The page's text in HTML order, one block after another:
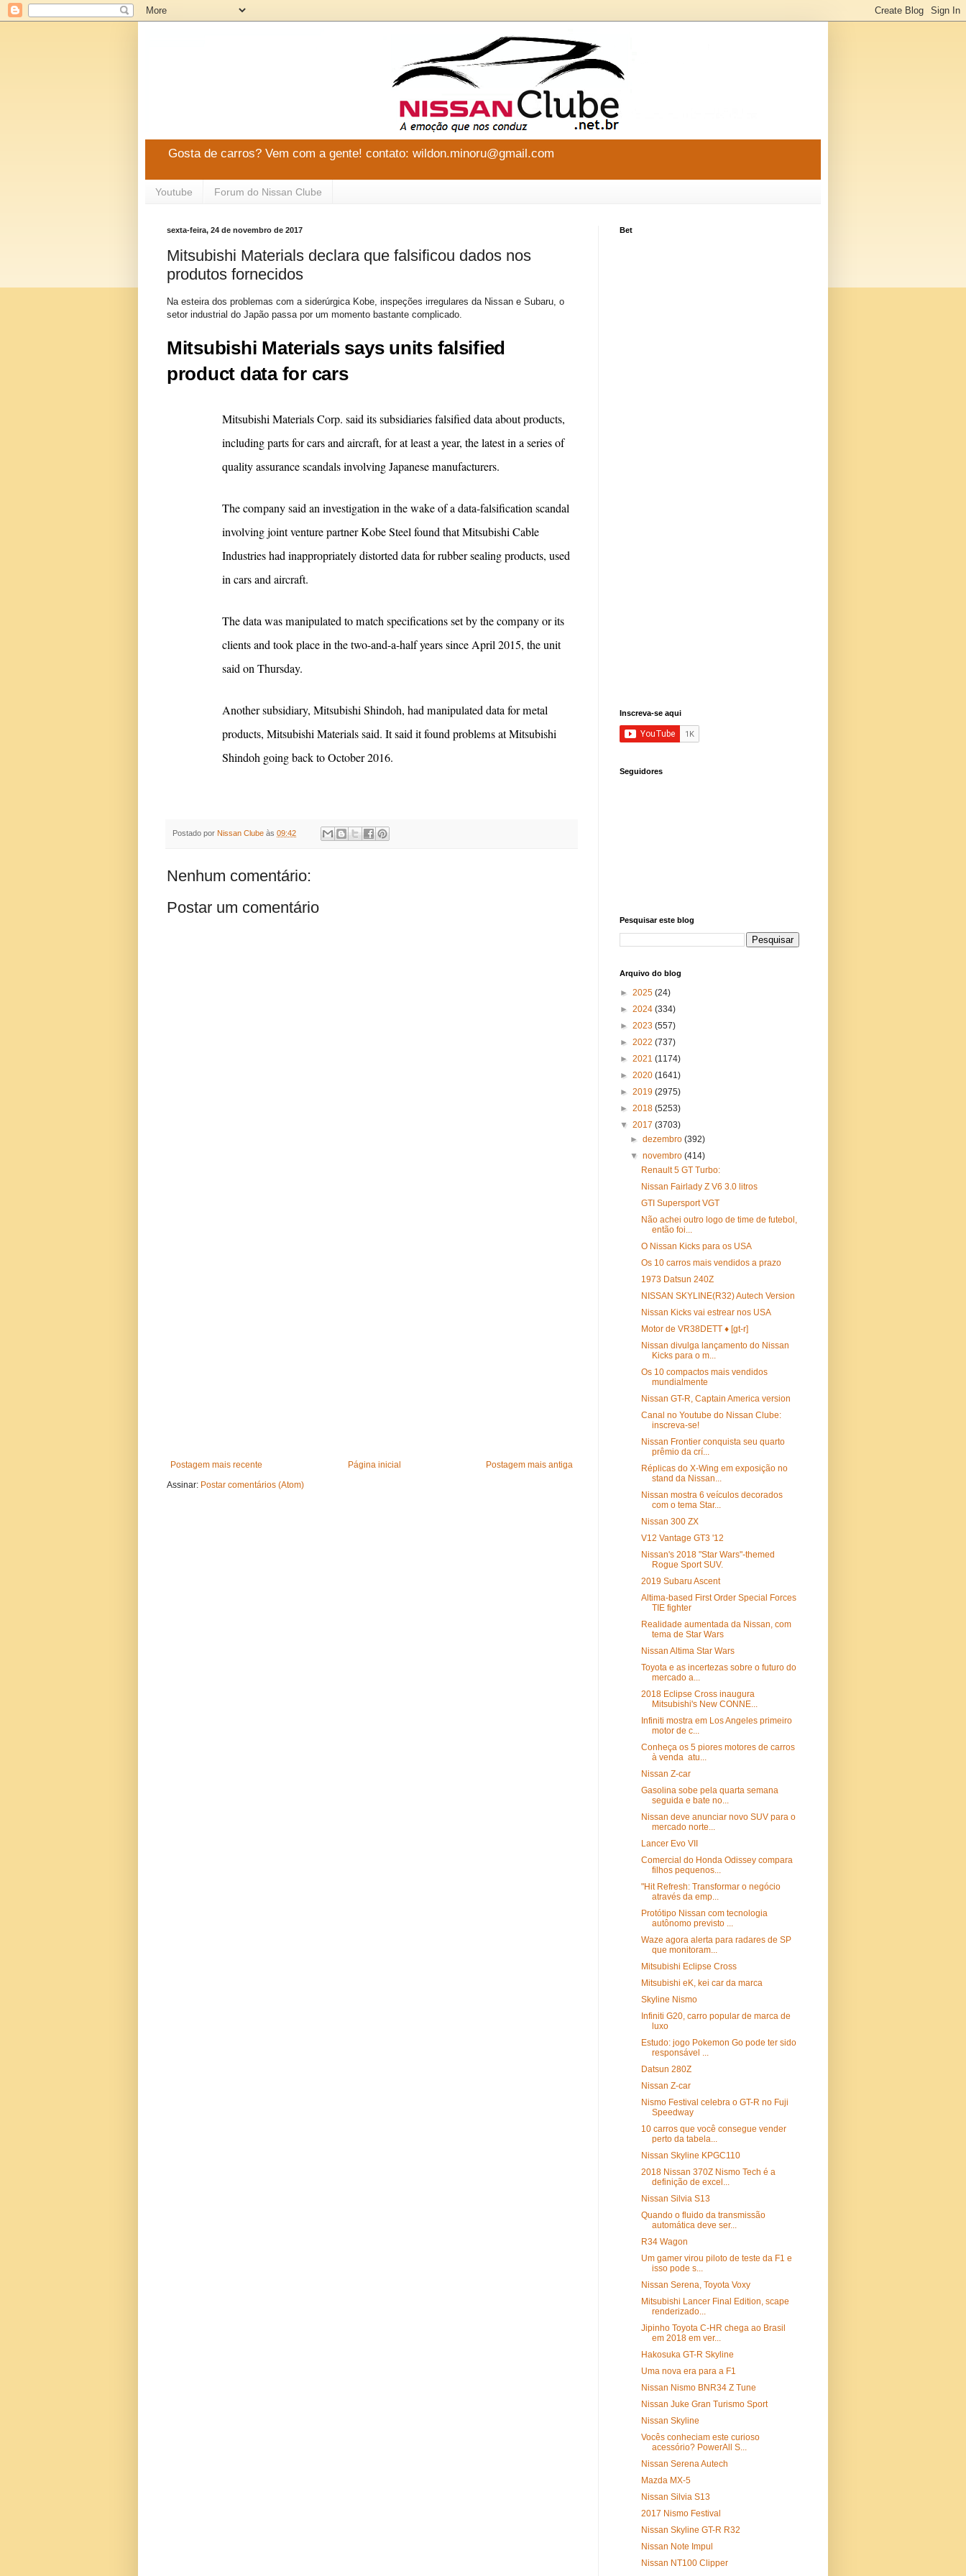
Gosta de carros? Vem com a gente! contato: wildon.minoru@gmail.com
Youtube Forum do Nissan Clube
sexta-feira, 24 de novembro de 2017
Mitsubishi Materials declara que falsificou dados nos
produtos fornecidos
Na esteira dos problemas com a siderúrgica Kobe, inspeções irregulares da Nissan e Subaru, o
setor industrial do Japão passa por um momento bastante complicado.
Mitsubishi Materials says units falsified
product data for cars
Mitsubishi Materials Corp. said its subsidiaries falsified data about products,
including parts for cars and aircraft, for at least a year, the latest in a series of
quality assurance scandals involving Japanese manufacturers.
The company said an investigation in the wake of a data-falsification scandal
involving joint venture partner Kobe Steel found that Mitsubishi Cable
Industries had inappropriately distorted data for rubber sealing products, used
in cars and aircraft.
The data was manipulated to match specifications set by the company or its
clients and took place in the two-and-a-half years since April 2015, the unit
said on Thursday.
Another subsidiary, Mitsubishi Shindoh, had manipulated data for metal
products, Mitsubishi Materials said. It said it found problems at Mitsubishi
Shindoh going back to October 2016.
Postado por Nissan Clube às 09:42
Nenhum comentário:
Postar um comentário
Postagem mais recente Postagem mais antiga
Página inicial
Assinar: Postar comentários (Atom)
Bet
Inscreva-se aqui
Seguidores
Pesquisar este blog
Arquivo do blog
► 2025 (24)
► 2024 (334)
► 2023 (557)
► 2022 (737)
► 2021 (1174)
► 2020 (1641)
► 2019 (2975)
► 2018 (5253)
▼ 2017 (3703)
►dezembro(392)
▼novembro(414)
Renault 5 GT Turbo:
Nissan Fairlady Z V6 3.0 litros
GTI Supersport VGT
Não achei outro logo de time de futebol,
então foi...
O Nissan Kicks para os USA
Os 10 carros mais vendidos a prazo
1973 Datsun 240Z
NISSAN SKYLINE(R32) Autech Version
Nissan Kicks vai estrear nos USA
Motor de VR38DETT ♦ [gt-r]
Nissan divulga lançamento do Nissan
Kicks para o m...
Os 10 compactos mais vendidos
mundialmente
Nissan GT-R, Captain America version
Canal no Youtube do Nissan Clube:
inscreva-se!
Nissan Frontier conquista seu quarto
prêmio da crí...
Réplicas do X-Wing em exposição no
stand da Nissan...
Nissan mostra 6 veículos decorados
com o tema Star...
Nissan 300 ZX
V12 Vantage GT3 '12
Nissan's 2018 "Star Wars"-themed
Rogue Sport SUV.
2019 Subaru Ascent
Altima-based First Order Special Forces
TIE fighter
Realidade aumentada da Nissan, com
tema de Star Wars
Nissan Altima Star Wars
Toyota e as incertezas sobre o futuro do
mercado a...
2018 Eclipse Cross inaugura
Mitsubishi's New CONNE...
Infiniti mostra em Los Angeles primeiro
motor de c...
Conheça os 5 piores motores de carros
à venda atu...
Nissan Z-car
Gasolina sobe pela quarta semana
seguida e bate no...
Nissan deve anunciar novo SUV para o
mercado norte...
Lancer Evo VII
Comercial do Honda Odissey compara
filhos pequenos...
"Hit Refresh: Transformar o negócio
através da emp...
Protótipo Nissan com tecnologia
autônomo previsto ...
Waze agora alerta para radares de SP
que monitoram...
Mitsubishi Eclipse Cross
Mitsubishi eK, kei car da marca
Skyline Nismo
Infiniti G20, carro popular de marca de
luxo
Estudo: jogo Pokemon Go pode ter sido
responsável ...
Datsun 280Z
Nissan Z-car
Nismo Festival celebra o GT-R no Fuji
Speedway
10 carros que você consegue vender
perto da tabela...
Nissan Skyline KPGC110
2018 Nissan 370Z Nismo Tech é a
definição de excel...
Nissan Silvia S13
Quando o fluido da transmissão
automática deve ser...
R34 Wagon
Um gamer virou piloto de teste da F1 e
isso pode s...
Nissan Serena, Toyota Voxy
Mitsubishi Lancer Final Edition, scape
renderizado...
Jipinho Toyota C-HR chega ao Brasil
em 2018 em ver...
Hakosuka GT-R Skyline
Uma nova era para a F1
Nissan Nismo BNR34 Z Tune
Nissan Juke Gran Turismo Sport
Nissan Skyline
Vocês conheciam este curioso
acessório? PowerAll S...
Nissan Serena Autech
Mazda MX-5
Nissan Silvia S13
2017 Nismo Festival
Nissan Skyline GT-R R32
Nissan Note Impul
Nissan NT100 Clipper